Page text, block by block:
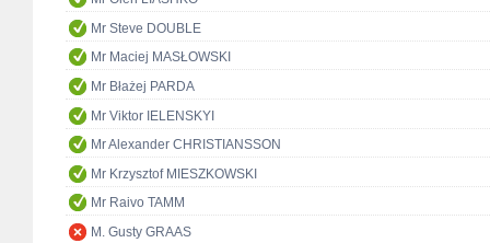
Mr Steve DOUBLE
Mr Maciej MASŁOWSKI
Mr Błażej PARDA
Mr Viktor IELENSKYI
Mr Alexander CHRISTIANSSON
Mr Krzysztof MIESZKOWSKI
Mr Raivo TAMM
M. Gusty GRAAS